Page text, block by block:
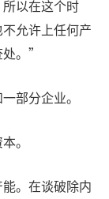
以在这个时
允许上任何产
。”
部分企业。
。
。在谈破除内